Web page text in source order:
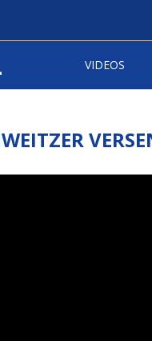
VIDEOS